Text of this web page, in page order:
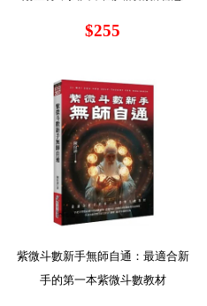
$255
紫微斗數新手無師自通：最適合新
手的第一本紫微斗數教材